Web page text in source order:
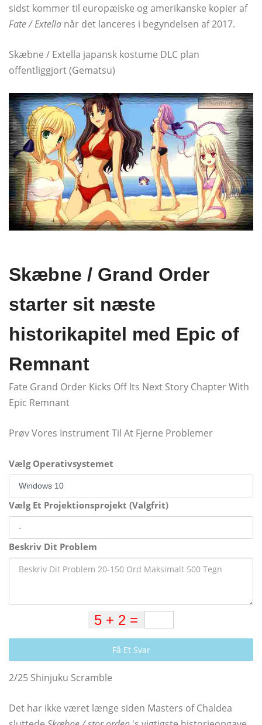
sidst kommer til europæiske og amerikanske kopier af
Fate / Extella når det lanceres i begyndelsen af ​​2017.
Skæbne / Extella japansk kostume DLC plan
offentliggjort (Gematsu)
Skæbne / Grand Order
starter sit næste
historikapitel med Epic of
Remnant
Fate Grand Order Kicks Off Its Next Story Chapter With
Epic Remnant
Prøv Vores Instrument Til At Fjerne Problemer
Vælg Operativsystemet
Vælg Et Projektionsprojekt (Valgfrit)
Beskriv Dit Problem
Få Et Svar
2/25 Shinjuku Scramble
Det har ikke været længe siden Masters of Chaldea